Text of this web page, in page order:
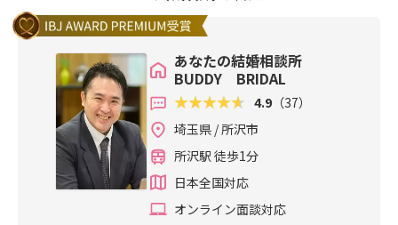
あなたの結婚相談所
BUDDY BRIDAL
4.9 （37）
埼玉県 / 所沢市
所沢駅 徒歩1分
日本全国対応
オンライン面談対応